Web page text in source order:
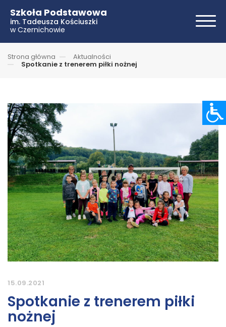
Szkoła Podstawowa
im. Tadeusza Kościuszki
w Czernichowie
Strona główna Aktualności
Spotkanie z trenerem piłki nożnej
15.09.2021
Spotkanie z trenerem piłki
nożnej